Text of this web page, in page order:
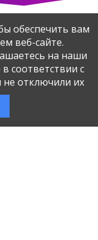
обеспечить вам
веб-сайте.
на наши
соответствии с
отключили их